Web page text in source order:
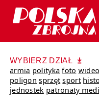
WYBIERZ DZIAŁ
armia polityka foto wideo
poligon sprzęt sport
jednostek patronaty